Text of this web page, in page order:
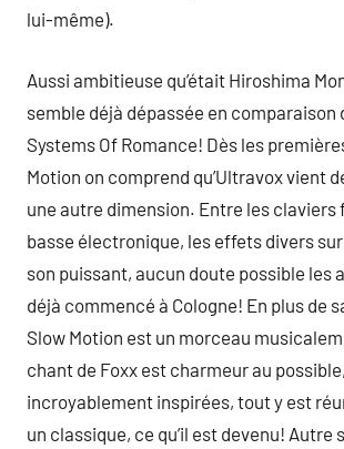
lui-même).
Aussi ambitieuse qu’était Hiroshima
semble déjà dépassée en comparaison
Systems Of Romance! Dès les
Motion on comprend qu’Ultravox vient
une autre dimension. Entre les claviers
basse électronique, les effets divers
son puissant, aucun doute possible les
déjà commencé à Cologne! En plus de
Slow Motion est un morceau
chant de Foxx est charmeur au
incroyablement inspirées, tout y est
un classique, ce qu’il est devenu! Autre